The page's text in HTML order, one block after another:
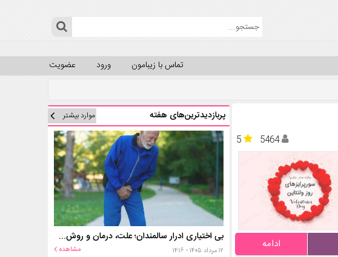
عضویت ورود تماس با زیبامون
5
5464
ادامه
پربازدیدترین‌های هفته موارد بیشتر
بی اختیاری ادرار سالمندان؛ علت، درمان و روش‌های کنترل در منزل
۱۲ مرداد ۱۴۰۵ - ۱۴:۱۶ مشاهده